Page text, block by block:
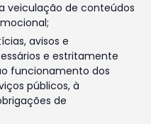
veiculação de conteúdos
avisos e
e estritamente
funcionamento dos
públicos, à
de